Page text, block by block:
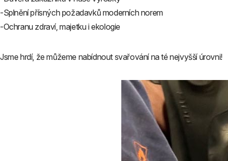
-Splnění přísných požadavků moderních norem
-Ochranu zdraví, majetku i ekologie
Jsme hrdí, že můžeme nabídnout svařování na té nejvyšší úrovni!